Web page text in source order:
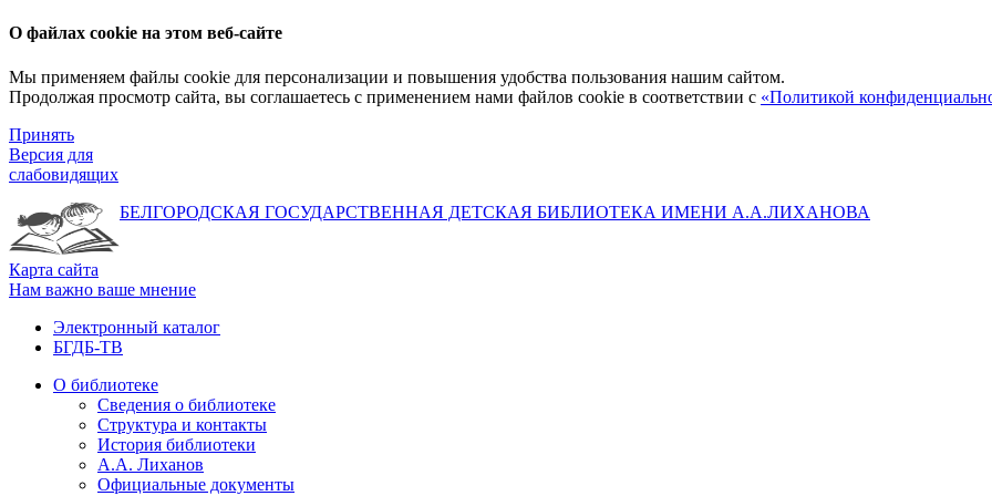
О файлах cookie на этом веб-сайте
Мы применяем файлы cookie для персонализации и повышения удобства пользования нашим сайтом.
Продолжая просмотр сайта, вы соглашаетесь с применением нами файлов cookie в соответствии с «Политикой
Принять
Версия для
слабовидящих
БЕЛГОРОДСКАЯ ГОСУДАРСТВЕННАЯ ДЕТСКАЯ БИБЛИОТЕКА ИМЕНИ А.А.ЛИХАНОВА
Карта сайта
Нам важно ваше мнение
Электронный каталог
БГДБ-ТВ
О библиотеке
Сведения о библиотеке
Структура и контакты
История библиотеки
А.А. Лиханов
Официальные документы